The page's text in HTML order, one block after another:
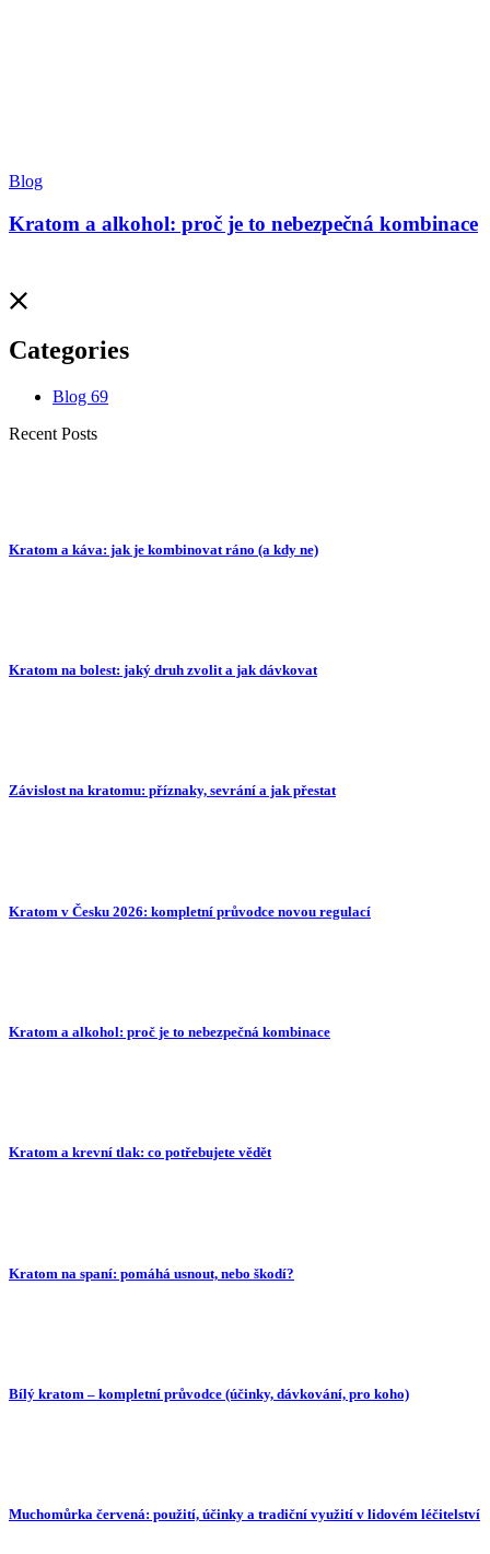
Blog
Kratom a alkohol: proč je to nebezpečná kombinace
Categories
Blog 69
Recent Posts
Kratom a káva: jak je kombinovat ráno (a kdy ne)
Kratom na bolest: jaký druh zvolit a jak dávkovat
Závislost na kratomu: příznaky, sevrání a jak přestat
Kratom v Česku 2026: kompletní průvodce novou regulací
Kratom a alkohol: proč je to nebezpečná kombinace
Kratom a krevní tlak: co potřebujete vědět
Kratom na spaní: pomáhá usnout, nebo škodí?
Bílý kratom – kompletní průvodce (účinky, dávkování, pro koho)
Muchomůrka červená: použití, účinky a tradiční využití v lidovém léčitelství